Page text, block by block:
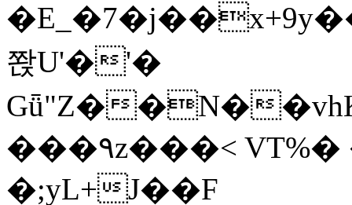
쫝U'�'�
Gǖ"Z��N�
���٩z���< VT%� �}z�XEu�<ं�Q!
�;yL+J��F